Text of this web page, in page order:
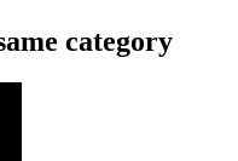
category